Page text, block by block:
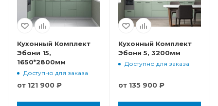
Кухонный Комплект
Эбони 15,
1650*2800мм
Доступно для заказа
от 121 900 ₽
Кухонный Комплект
Эбони 5, 3200мм
Доступно для заказа
от 135 900 ₽